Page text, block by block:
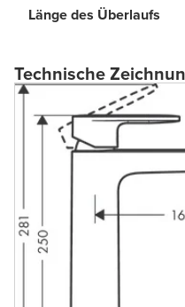
Länge des Überlaufs
Technische